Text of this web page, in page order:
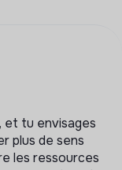
et tu envisages
plus de sens
les ressources